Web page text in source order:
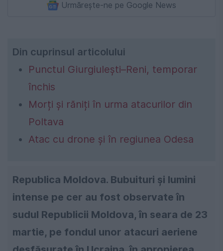
Urmărește-ne pe Google News
Din cuprinsul articolului
Punctul Giurgiulești–Reni, temporar
închis
Morți și răniți în urma atacurilor din
Poltava
Atac cu drone și în regiunea Odesa
Republica Moldova. Bubuituri și lumini
intense pe cer au fost observate în
sudul Republicii Moldova, în seara de 23
martie, pe fondul unor atacuri aeriene